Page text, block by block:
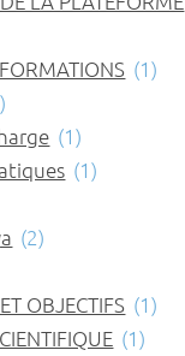
(1)
(1)
(1)
(2)
OBJECTIFS (1)
(1)